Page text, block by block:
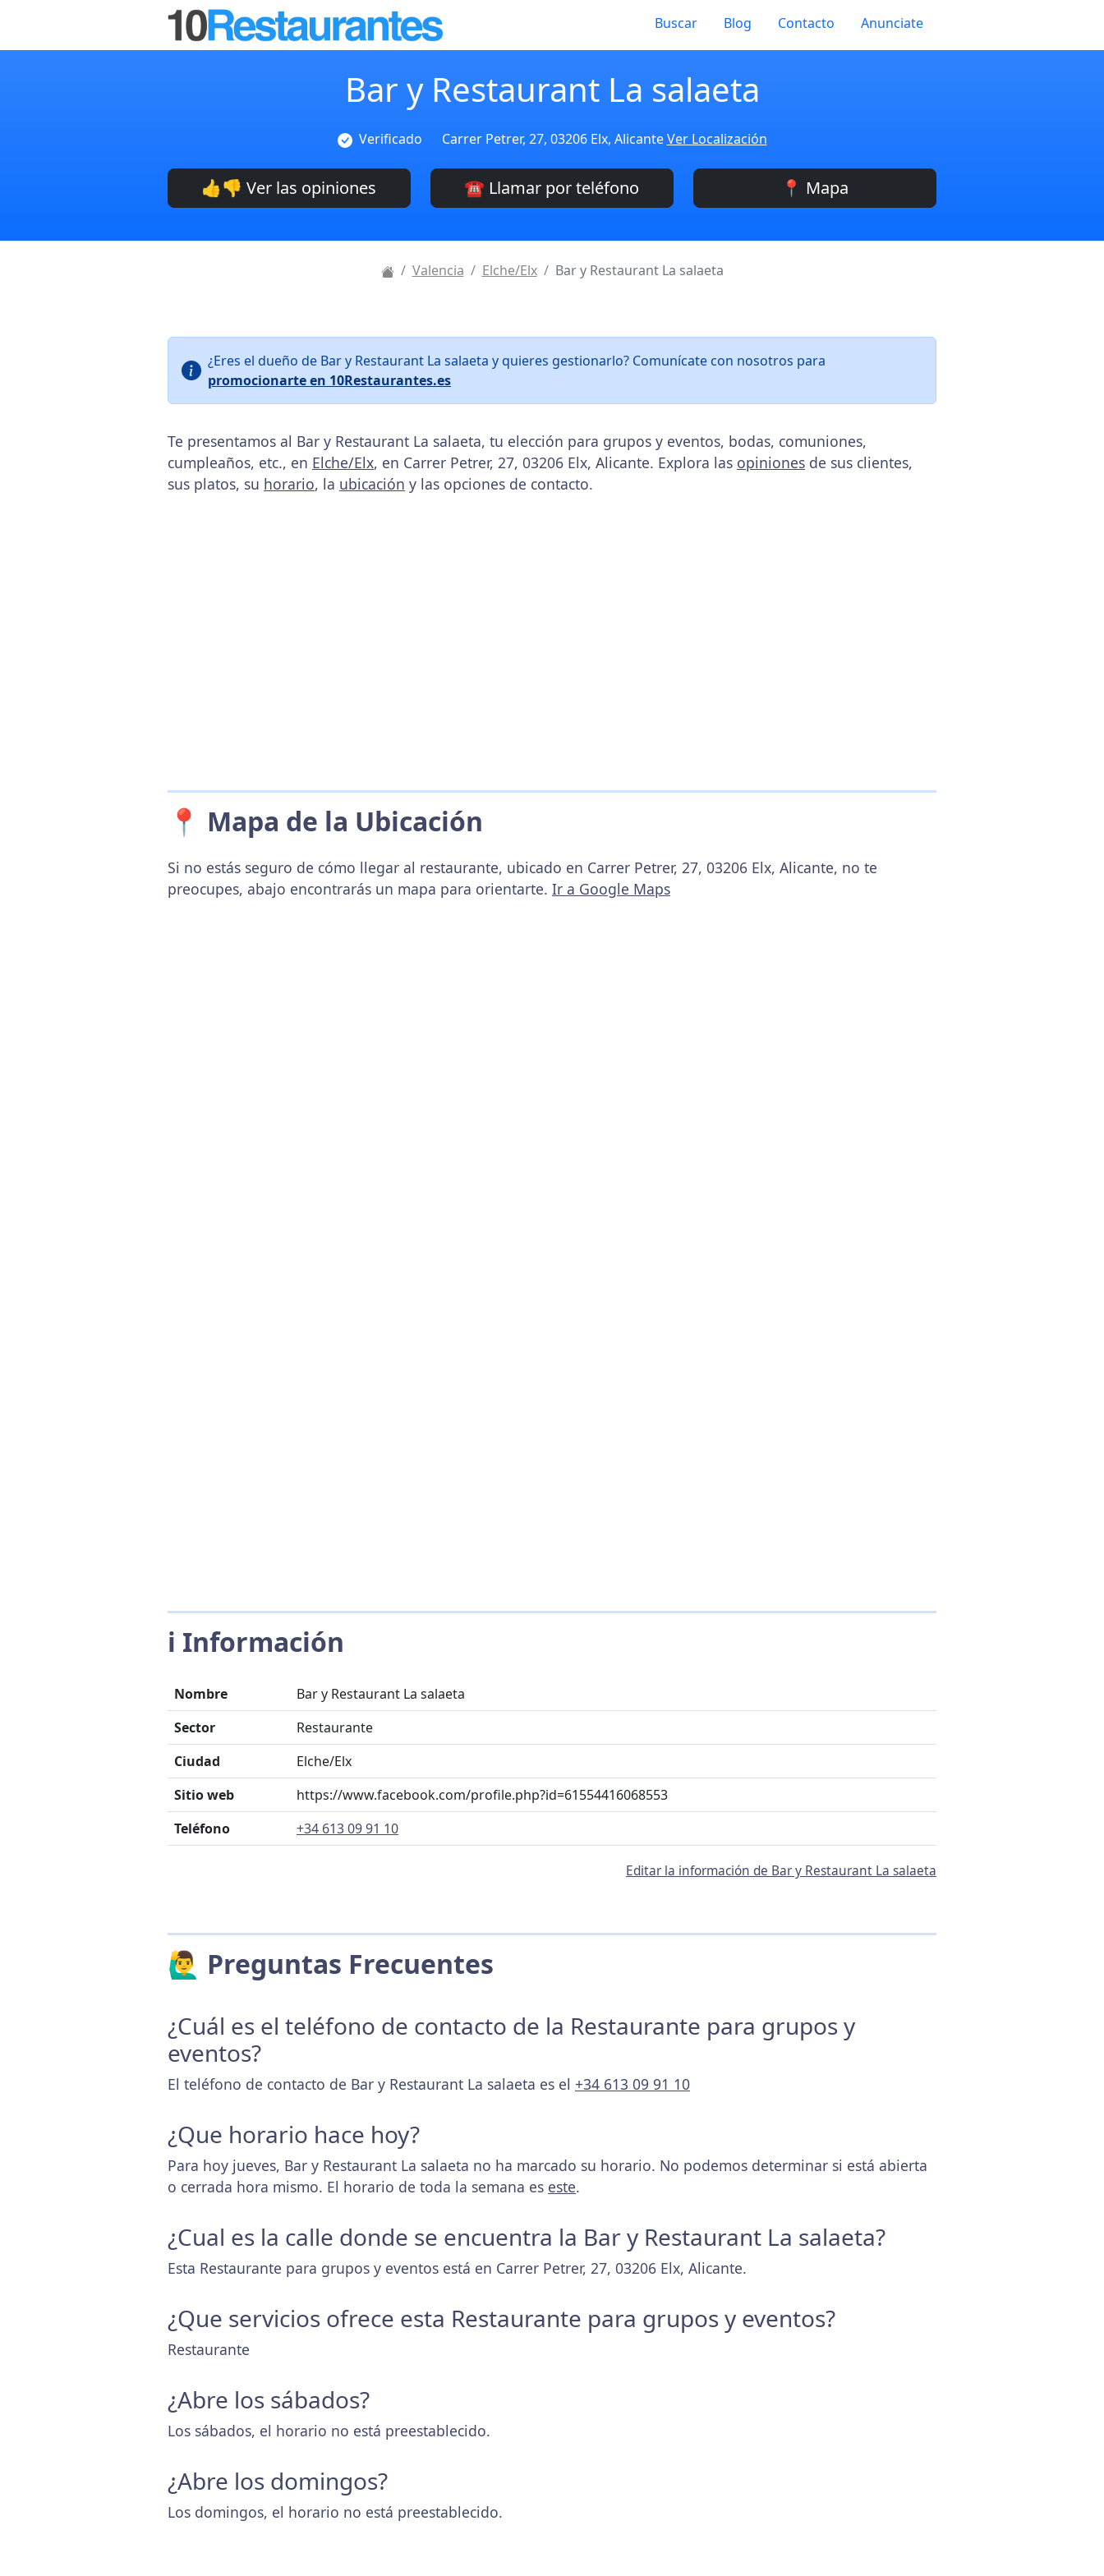
Buscar Blog Contacto Anunciate
Bar y Restaurant La salaeta
Verificado Carrer Petrer, 27, 03206 Elx, AlicanteVer Localización
👍👎 Ver las opiniones ☎️ Llamar por teléfono 📍 Mapa
Valencia Elche/Elx Bar y Restaurant La salaeta
¿Eres el dueño de Bar y Restaurant La salaeta y quieres gestionarlo? Comunícate con nosotros para
promocionarte en 10Restaurantes.es
Te presentamos al Bar y Restaurant La salaeta, tu elección para grupos y eventos, bodas, comuniones,
cumpleaños, etc., en Elche/Elx, en Carrer Petrer, 27, 03206 Elx, Alicante. Explora las opiniones de sus clientes,
sus platos, su horario, la ubicación y las opciones de contacto.
📍 Mapa de la Ubicación
Si no estás seguro de cómo llegar al restaurante, ubicado en Carrer Petrer, 27, 03206 Elx, Alicante, no te
preocupes, abajo encontrarás un mapa para orientarte. Ir a Google Maps
ℹ️ Información
Nombre
Bar y Restaurant La salaeta
Sector
Restaurante
Ciudad
Elche/Elx
Sitio web
https://www.facebook.com/profile.php?id=61554416068553
Teléfono
+34 613 09 91 10
Editar la información de Bar y Restaurant La salaeta
🙋‍♂️ Preguntas Frecuentes
¿Cuál es el teléfono de contacto de la Restaurante para grupos y
eventos?
El teléfono de contacto de Bar y Restaurant La salaeta es el +34 613 09 91 10
¿Que horario hace hoy?
Para hoy jueves, Bar y Restaurant La salaeta no ha marcado su horario. No podemos determinar si está abierta
o cerrada hora mismo. El horario de toda la semana es este.
¿Cual es la calle donde se encuentra la Bar y Restaurant La salaeta?
Esta Restaurante para grupos y eventos está en Carrer Petrer, 27, 03206 Elx, Alicante.
¿Que servicios ofrece esta Restaurante para grupos y eventos?
Restaurante
¿Abre los sábados?
Los sábados, el horario no está preestablecido.
¿Abre los domingos?
Los domingos, el horario no está preestablecido.